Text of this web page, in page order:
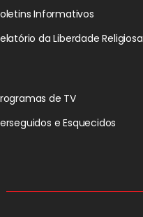
Informativos
da Liberdade Religiosa
de TV
e Esquecidos